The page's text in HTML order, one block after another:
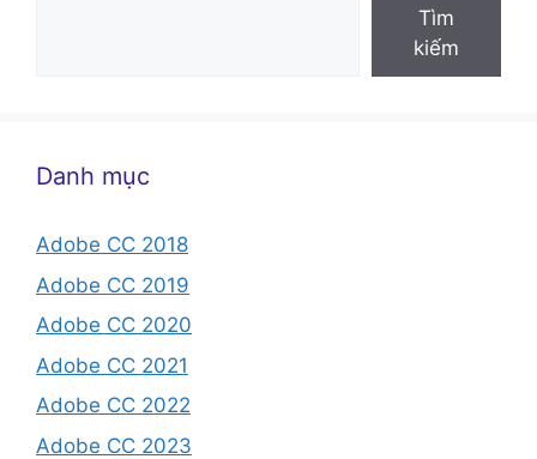
Tìm
kiếm
Danh mục
Adobe CC 2018
Adobe CC 2019
Adobe CC 2020
Adobe CC 2021
Adobe CC 2022
Adobe CC 2023